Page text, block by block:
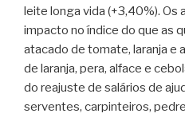
leite longa vida (+3,40%). Os
impacto no índice do que as
atacado de tomate, laranja e
de laranja, pera, alface e
do reajuste de salários de
serventes, carpinteiros,